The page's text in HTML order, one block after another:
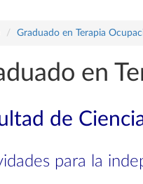
Graduado en Terapia
en
de
para la